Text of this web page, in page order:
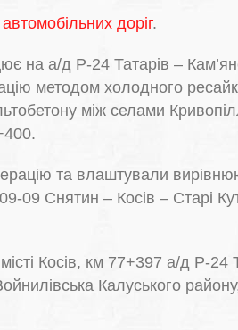
доріг.
на а/д Р-24 Татарів –
методом холодного
між селами
та влаштували
09 Снятин – Косів – Старі
Косів, км 77+397 а/д Р-24
Калуського